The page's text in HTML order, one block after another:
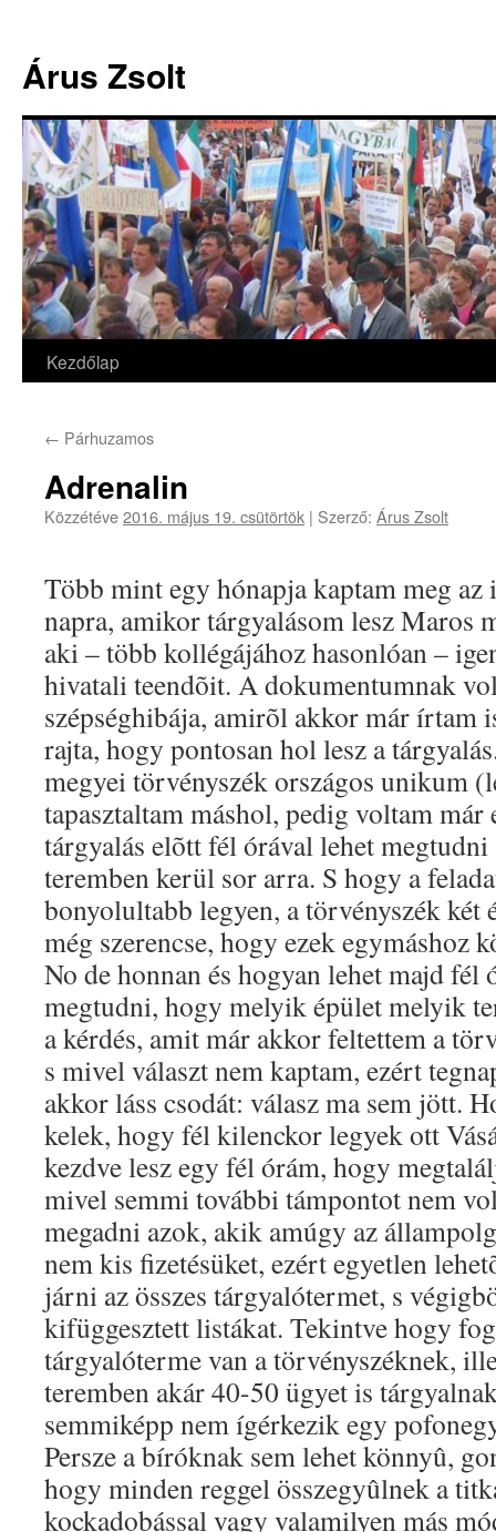
Árus Zsolt
Kilépés
tartalomba
Kezdőlap
← Párhuzamos
Adrenalin
Közzétéve2016. május 19. csütörtök | Szerző: Árus Zsolt
Több mint egy hónapja kaptam meg az
napra, amikor tárgyalásom lesz Maros
aki – több kollégájához hasonlóan –
hivatali teendõit. A dokumentumnak
szépséghibája, amirõl akkor már írtam
rajta, hogy pontosan hol lesz a
megyei törvényszék országos unikum
tapasztaltam máshol, pedig voltam
tárgyalás elõtt fél órával lehet
teremben kerül sor arra. S hogy a
bonyolultabb legyen, a törvényszék két
még szerencse, hogy ezek egymáshoz
No de honnan és hogyan lehet majd fél
megtudni, hogy melyik épület melyik
a kérdés, amit már akkor feltettem a
s mivel választ nem kaptam, ezért
akkor láss csodát: válasz ma sem jött.
kelek, hogy fél kilenckor legyek ott
kezdve lesz egy fél órám, hogy
mivel semmi további támpontot nem
megadni azok, akik amúgy az
nem kis fizetésüket, ezért egyetlen
járni az összes tárgyalótermet, s
kifüggesztett listákat. Tekintve hogy
tárgyalóterme van a törvényszéknek,
teremben akár 40-50 ügyet is
semmiképp nem ígérkezik egy
Persze a bíróknak sem lehet könnyû,
hogy minden reggel összegyûlnek a
kockadobással vagy valamilyen más